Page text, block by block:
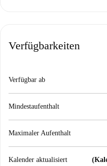
Verfügbarkeiten
Verfügbar ab
Mindestaufenthalt
Maximaler Aufenthalt
Kalender aktualisiert